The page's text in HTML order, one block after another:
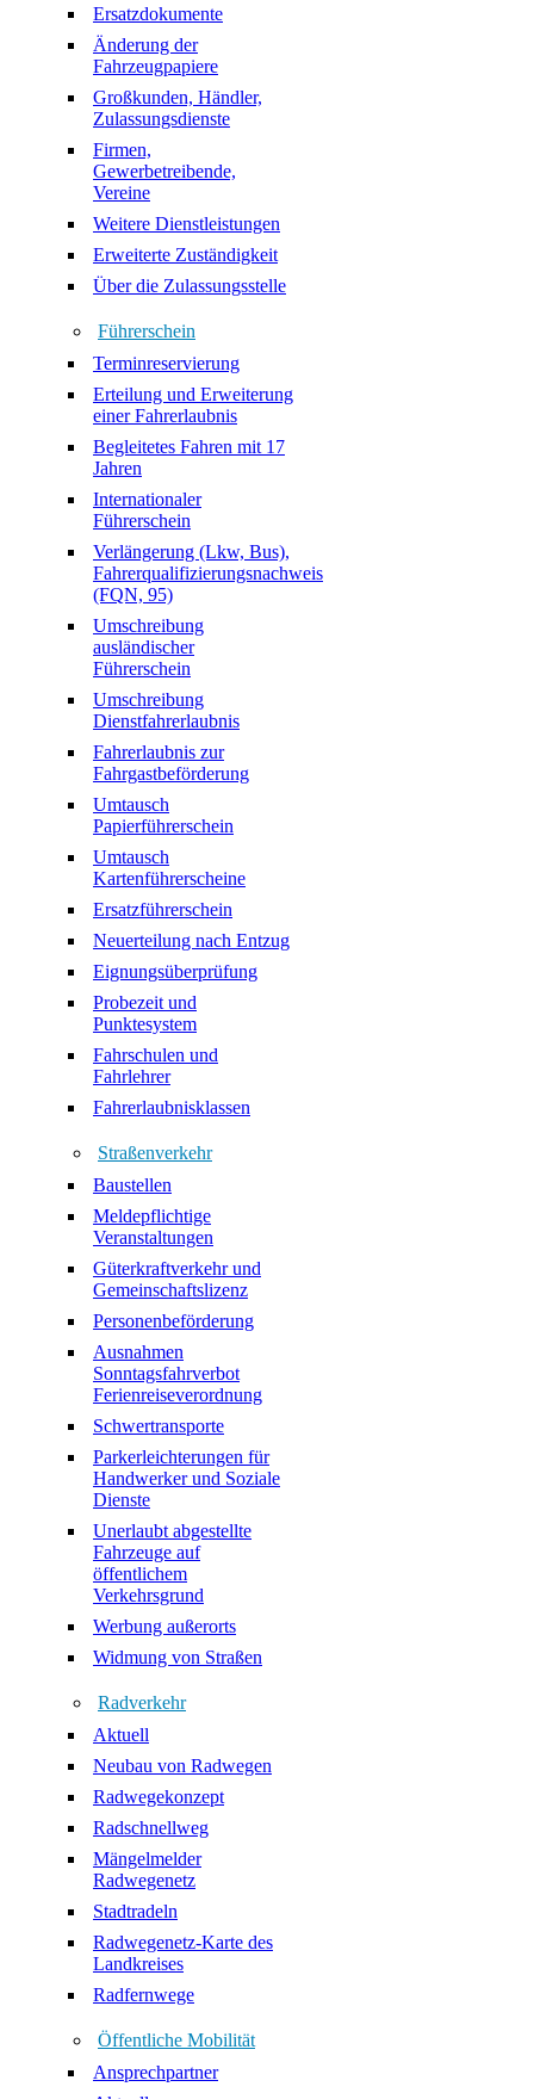
Ersatzdokumente
Änderung der
Fahrzeugpapiere
Großkunden, Händler,
Zulassungsdienste
Firmen,
Gewerbetreibende,
Vereine
Weitere Dienstleistungen
Erweiterte Zuständigkeit
Über die Zulassungsstelle
Führerschein
Terminreservierung
Erteilung und Erweiterung
einer Fahrerlaubnis
Begleitetes Fahren mit 17
Jahren
Internationaler
Führerschein
Verlängerung (Lkw, Bus),
Fahrerqualifizierungsnachweis
(FQN, 95)
Umschreibung
ausländischer
Führerschein
Umschreibung
Dienstfahrerlaubnis
Fahrerlaubnis zur
Fahrgastbeförderung
Umtausch
Papierführerschein
Umtausch
Kartenführerscheine
Ersatzführerschein
Neuerteilung nach Entzug
Eignungsüberprüfung
Probezeit und
Punktesystem
Fahrschulen und
Fahrlehrer
Fahrerlaubnisklassen
Straßenverkehr
Baustellen
Meldepflichtige
Veranstaltungen
Güterkraftverkehr und
Gemeinschaftslizenz
Personenbeförderung
Ausnahmen
Sonntagsfahrverbot
Ferienreiseverordnung
Schwertransporte
Parkerleichterungen für
Handwerker und Soziale
Dienste
Unerlaubt abgestellte
Fahrzeuge auf
öffentlichem
Verkehrsgrund
Werbung außerorts
Widmung von Straßen
Radverkehr
Aktuell
Neubau von Radwegen
Radwegekonzept
Radschnellweg
Mängelmelder
Radwegenetz
Stadtradeln
Radwegenetz-Karte des
Landkreises
Radfernwege
Öffentliche Mobilität
Ansprechpartner